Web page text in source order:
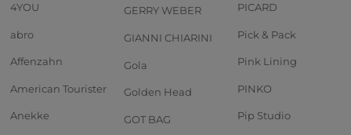
4YOU
abro
Affenzahn
American Tourister
Anekke
GERRY WEBER
GIANNI CHIARINI
Gola
Golden Head
GOT BAG
PICARD
Pick & Pack
Pink Lining
PINKO
Pip Studio